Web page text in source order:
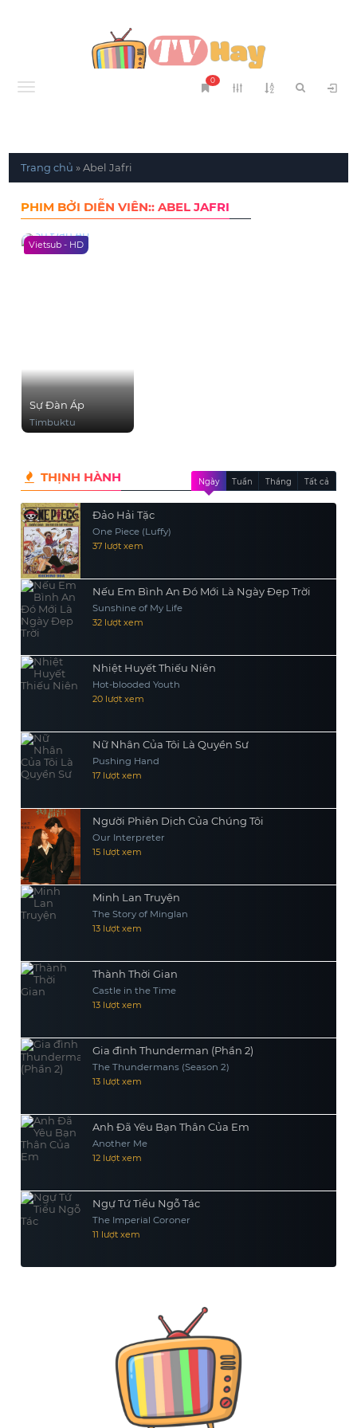
Menu
0
Trang chủ »Abel Jafri
PHIM BỞI DIỄN VIÊN:: ABEL JAFRI
Vietsub - HD
Sự Đàn Áp
Timbuktu
THỊNH HÀNH Ngày Tuần Tháng Tất cả
Đảo Hải Tặc
One Piece (Luffy)
37 lượt xem
Nếu Em Bình An Đó Mới Là Ngày Đẹp Trời
Sunshine of My Life
32 lượt xem
Nhiệt Huyết Thiếu Niên
Hot-blooded Youth
20 lượt xem
Nữ Nhân Của Tôi Là Quyền Sư
Pushing Hand
17 lượt xem
Người Phiên Dịch Của Chúng Tôi
Our Interpreter
15 lượt xem
Minh Lan Truyện
The Story of Minglan
13 lượt xem
Thành Thời Gian
Castle in the Time
13 lượt xem
Gia đình Thunderman (Phần 2)
The Thundermans (Season 2)
13 lượt xem
Anh Đã Yêu Bạn Thân Của Em
Another Me
12 lượt xem
Ngự Tứ Tiểu Ngỗ Tác
The Imperial Coroner
11 lượt xem